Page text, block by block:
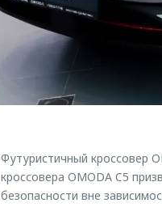
Футуристичный кроссовер
кроссовера OMODA C5
безопасности вне